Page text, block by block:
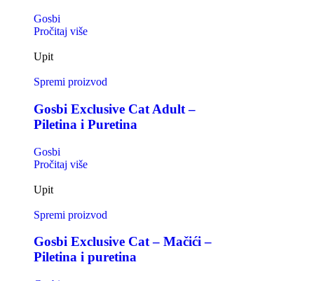
Gosbi
Pročitaj više
Upit
Spremi proizvod
Gosbi Exclusive Cat Adult –
Piletina i Puretina
Gosbi
Pročitaj više
Upit
Spremi proizvod
Gosbi Exclusive Cat – Mačići –
Piletina i puretina